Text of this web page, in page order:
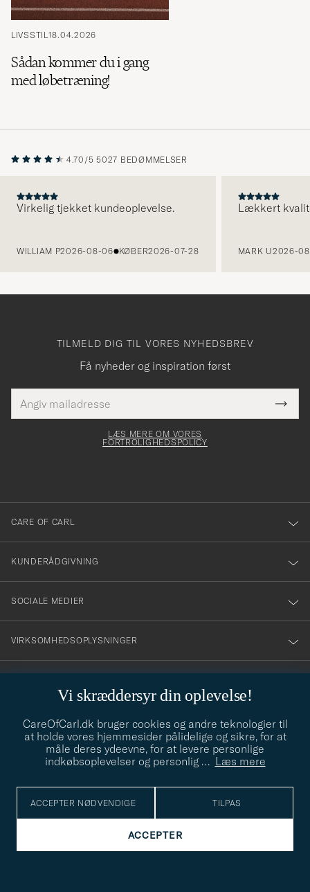
LIVSSTIL18.04.2026
Sådan kommer du i gang
med løbetræning!
4.70/5 5027 BEDØMMELSER
Virkelig tjekket kundeoplevelse.
WILLIAM P2026-08-06 KØBER2026-07-28
Lækkert
MARK U2026-
Vi skræddersyr din oplevelse!
CareOfCarl.dk bruger cookies og andre teknologier til
at holde vores hjemmesider pålidelige og sikre, for at
måle deres ydeevne, for at levere personlige
indkøbsoplevelser og personlig … Læs mere
ACCEPTER NØDVENDIGE TILPAS
ACCEPTER
TILMELD DIG TIL VORES NYHEDSBREV
Få nyheder og inspiration først
mailadresse
skal
Tack
för
dig
till
vårt
nyhetsbrev!
LÆS MERE OM VORES
FORTROLIGHEDSPOLICY
CARE OF CARL
KUNDERÅDGIVNING
SOCIALE MEDIER
VIRKSOMHEDSOPLYSNINGER
info@careofcarl.dk
Behøver du hjælp til at finde din stil? Lad os hjælpe dig, vi hjælper
gerne til!
STILRÅD